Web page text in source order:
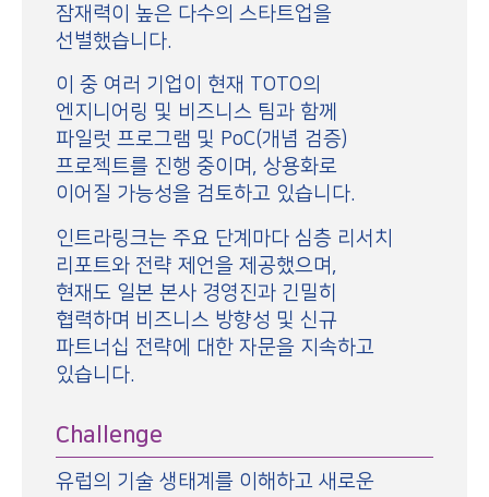
잠재력이 높은 다수의 스타트업을
선별했습니다.
이 중 여러 기업이 현재 TOTO의
엔지니어링 및 비즈니스 팀과 함께
파일럿 프로그램 및 PoC(개념 검증)
프로젝트를 진행 중이며, 상용화로
이어질 가능성을 검토하고 있습니다.
인트라링크는 주요 단계마다 심층 리서치
리포트와 전략 제언을 제공했으며,
현재도 일본 본사 경영진과 긴밀히
협력하며 비즈니스 방향성 및 신규
파트너십 전략에 대한 자문을 지속하고
있습니다.
Challenge
유럽의 기술 생태계를 이해하고 새로운